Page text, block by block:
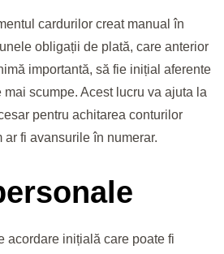
cardurilor creat manual în
obligații de plată, care anterior
importantă, să fie inițial aferente
scumpe. Acest lucru va ajuta la
pentru achitarea conturilor
fi avansurile în numerar.
acordare inițială care poate fi